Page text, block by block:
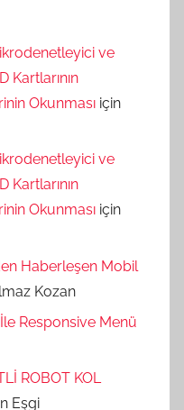
ve
Kartlarının
Okunması için
ve
Kartlarının
Okunması için
Haberleşen Mobil
Kozan
Responsive Menü
ROBOT KOL
Eşgi